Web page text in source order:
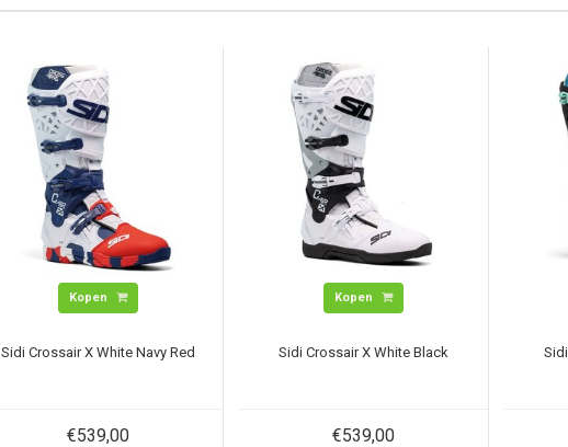
Kopen
Sidi Crossair X White Navy Red
€539,00
Kopen
Sidi Crossair X White Black
€539,00